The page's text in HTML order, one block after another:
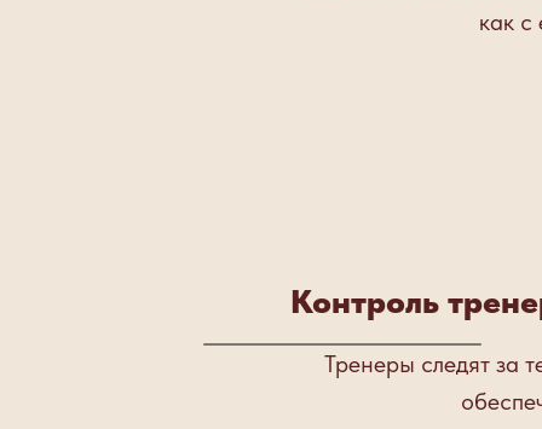
как с
Контроль
Тренеры следят за